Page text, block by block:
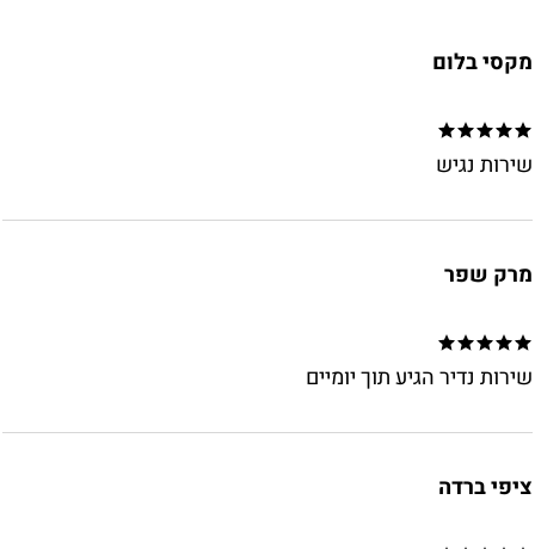
מקסי בלום
שירות נגיש
מרק שפר
שירות נדיר הגיע תוך יומיים
ציפי ברדה